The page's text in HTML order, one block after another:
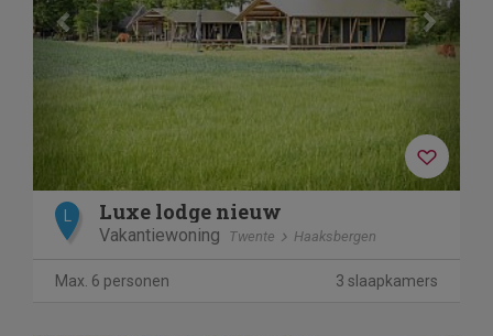
L Luxe lodge nieuw
Vakantiewoning Twente Haaksbergen
Max. 6 personen 3 slaapkamers